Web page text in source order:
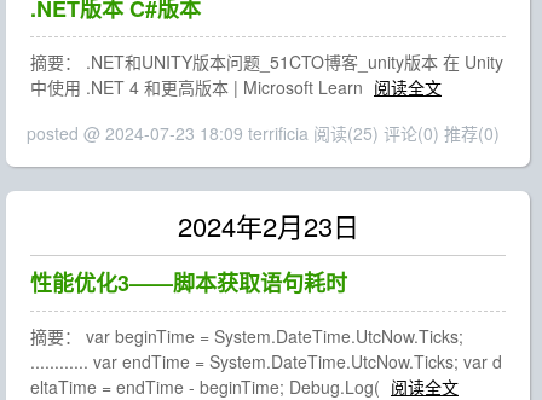
.NET版本 C#版本
摘要： .NET和UNITY版本问题_51CTO博客_unity版本 在 Unity
中使用 .NET 4 和更高版本 | Microsoft Learn 阅读全文
posted @ 2024-07-23 18:09 terrificia 阅读(25) 评论(0) 推荐(0)
2024年2月23日
性能优化3——脚本获取语句耗时
摘要： var beginTime = System.DateTime.UtcNow.Ticks;
............ var endTime = System.DateTime.UtcNow.Ticks; var d
eltaTime = endTime - beginTime; Debug.Log( 阅读全文